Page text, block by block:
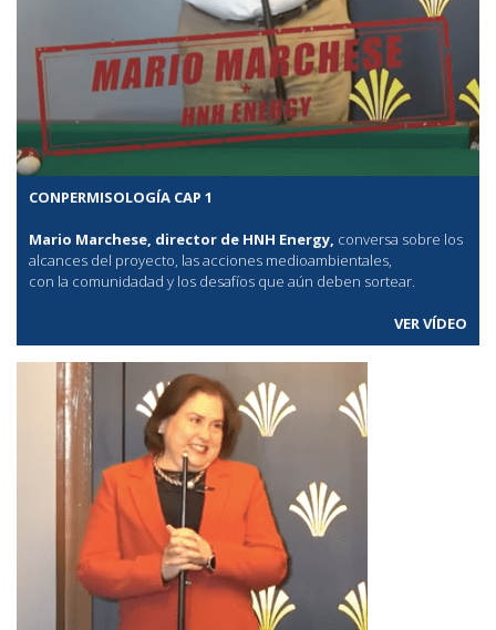
CONPERMISOLOGÍA CAP 1
Mario Marchese, director de HNH Energy, conversa sobre los
alcances del proyecto, las acciones medioambientales,
con la comunidadad y los desafíos que aún deben sortear.
VER VÍDEO